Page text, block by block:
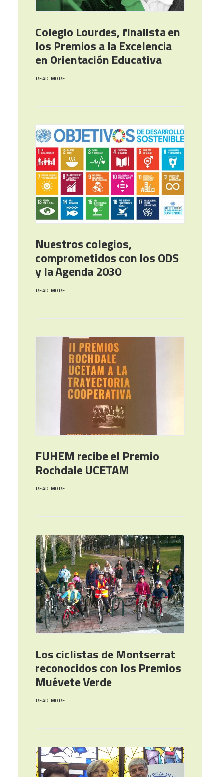
Colegio Lourdes, finalista en
los Premios a la Excelencia
en Orientación Educativa
READ MORE
Nuestros colegios,
comprometidos con los ODS
y la Agenda 2030
READ MORE
FUHEM recibe el Premio
Rochdale UCETAM
READ MORE
Los ciclistas de Montserrat
reconocidos con los Premios
Muévete Verde
READ MORE